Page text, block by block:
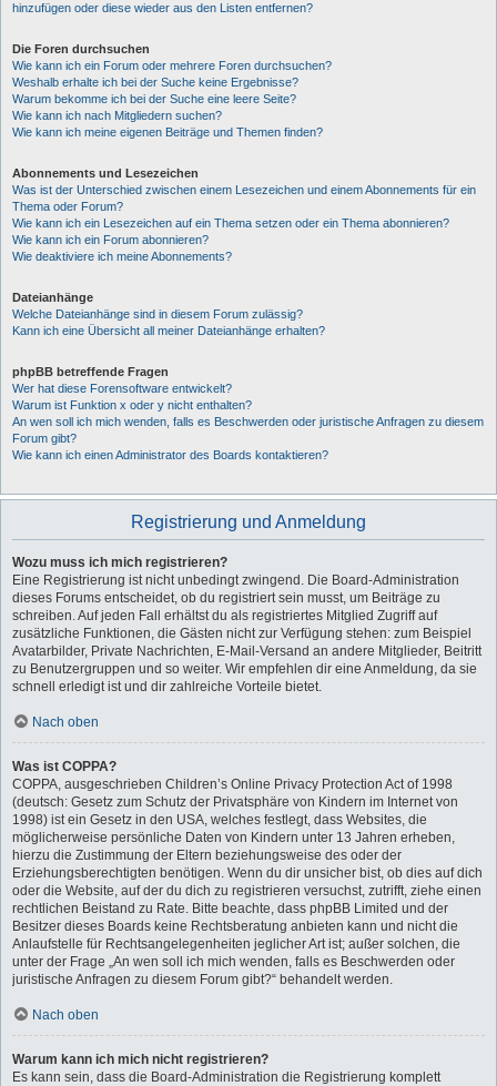
hinzufügen oder diese wieder aus den Listen entfernen?
Die Foren durchsuchen
Wie kann ich ein Forum oder mehrere Foren durchsuchen?
Weshalb erhalte ich bei der Suche keine Ergebnisse?
Warum bekomme ich bei der Suche eine leere Seite?
Wie kann ich nach Mitgliedern suchen?
Wie kann ich meine eigenen Beiträge und Themen finden?
Abonnements und Lesezeichen
Was ist der Unterschied zwischen einem Lesezeichen und einem Abonnements für ein
Thema oder Forum?
Wie kann ich ein Lesezeichen auf ein Thema setzen oder ein Thema abonnieren?
Wie kann ich ein Forum abonnieren?
Wie deaktiviere ich meine Abonnements?
Dateianhänge
Welche Dateianhänge sind in diesem Forum zulässig?
Kann ich eine Übersicht all meiner Dateianhänge erhalten?
phpBB betreffende Fragen
Wer hat diese Forensoftware entwickelt?
Warum ist Funktion x oder y nicht enthalten?
An wen soll ich mich wenden, falls es Beschwerden oder juristische Anfragen zu diesem
Forum gibt?
Wie kann ich einen Administrator des Boards kontaktieren?
Registrierung und Anmeldung
Wozu muss ich mich registrieren?
Eine Registrierung ist nicht unbedingt zwingend. Die Board-Administration
dieses Forums entscheidet, ob du registriert sein musst, um Beiträge zu
schreiben. Auf jeden Fall erhältst du als registriertes Mitglied Zugriff auf
zusätzliche Funktionen, die Gästen nicht zur Verfügung stehen: zum Beispiel
Avatarbilder, Private Nachrichten, E-Mail-Versand an andere Mitglieder, Beitritt
zu Benutzergruppen und so weiter. Wir empfehlen dir eine Anmeldung, da sie
schnell erledigt ist und dir zahlreiche Vorteile bietet.
Nach oben
Was ist COPPA?
COPPA, ausgeschrieben Children’s Online Privacy Protection Act of 1998
(deutsch: Gesetz zum Schutz der Privatsphäre von Kindern im Internet von
1998) ist ein Gesetz in den USA, welches festlegt, dass Websites, die
möglicherweise persönliche Daten von Kindern unter 13 Jahren erheben,
hierzu die Zustimmung der Eltern beziehungsweise des oder der
Erziehungsberechtigten benötigen. Wenn du dir unsicher bist, ob dies auf dich
oder die Website, auf der du dich zu registrieren versuchst, zutrifft, ziehe einen
rechtlichen Beistand zu Rate. Bitte beachte, dass phpBB Limited und der
Besitzer dieses Boards keine Rechtsberatung anbieten kann und nicht die
Anlaufstelle für Rechtsangelegenheiten jeglicher Art ist; außer solchen, die
unter der Frage „An wen soll ich mich wenden, falls es Beschwerden oder
juristische Anfragen zu diesem Forum gibt?“ behandelt werden.
Nach oben
Warum kann ich mich nicht registrieren?
Es kann sein, dass die Board-Administration die Registrierung komplett